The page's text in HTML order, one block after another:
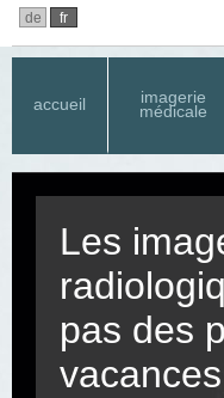
de fr
accueil imagerie
médicale
Les
pas des
vacances